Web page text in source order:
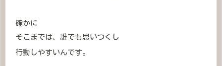
確かに
そこまでは、誰でも思いつくし
行動しやすいんです。